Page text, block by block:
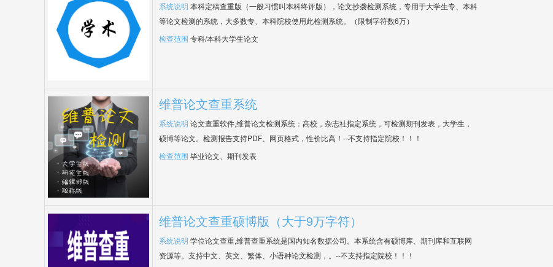
系统说明 本科定稿查重版（一般习惯叫本科终评版），论文抄袭检测系统，专用于大学生专、本科
等论文检测的系统，大多数专、本科院校使用此检测系统。（限制字符数6万）
检查范围 专科/本科大学生论文
维普论文查重系统
系统说明 论文查重软件,维普论文检测系统：高校，杂志社指定系统，可检测期刊发表，大学生，
硕博等论文。检测报告支持PDF、网页格式，性价比高！--不支持指定院校！！！
检查范围 毕业论文、期刊发表
维普论文查重硕博版（大于9万字符）
系统说明 学位论文查重,维普查重系统是国内知名数据公司。本系统含有硕博库、期刊库和互联网
资源等。支持中文、英文、繁体、小语种论文检测，。--不支持指定院校！！！